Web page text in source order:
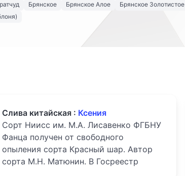
Брянское Брянское Алое Брянское Золотистое
Слива китайская : Ксения
Сорт Ниисс им. М.А. Лисавенко ФГБНУ
Фанца получен от свободного
опыления сорта Красный шар. Автор
сорта М.Н. Матюнин. В Госреестр